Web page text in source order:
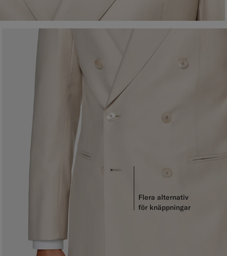
Flera alternativ
för knäppningar